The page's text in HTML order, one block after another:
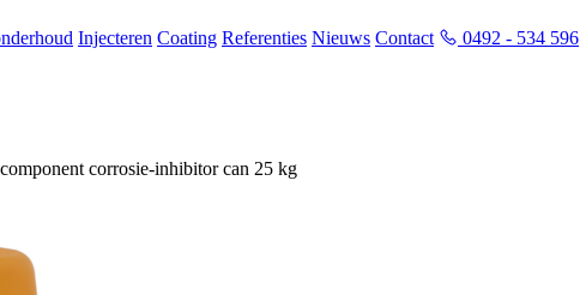
Injecteren Coating Referenties Nieuws Contact 0492 - 534 596
corrosie-inhibitor can 25 kg